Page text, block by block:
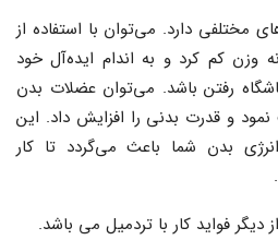
مختلفی دارد. می‌توان با استفاده از
وزن کم کرد و به اندام ایده‌آل خود
رفتن باشد. می‌توان عضلات بدن
و قدرت بدنی را افزایش داد. این
انرژی بدن شما باعث می‌گردد تا کار
فواید کار با تردمیل می باشد.